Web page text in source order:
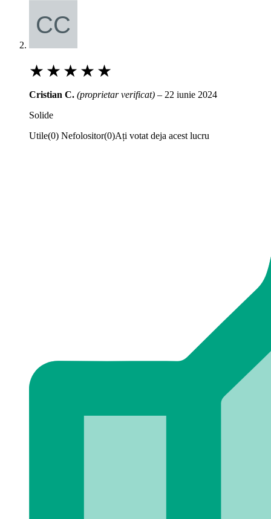
★ ★ ★ ★ ★
Cristian C. (proprietar verificat) – 22 iunie 2024
Solide
Utile(0) Nefolositor(0)Ați votat deja acest lucru